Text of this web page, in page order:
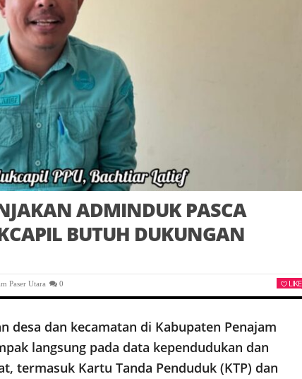
ADMINDUK PASCA
BUTUH DUKUNGAN
Paser Utara 0 LIKE
desa dan kecamatan di Kabupaten Penajam
langsung pada data kependudukan dan
termasuk Kartu Tanda Penduduk (KTP) dan